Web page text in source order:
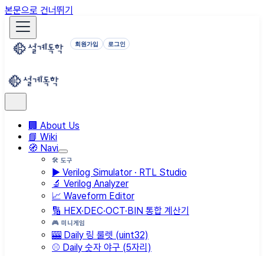
본문으로 건너뛰기
회원가입 로그인
🏢 About Us
📘 Wiki
🧭 Navi
🛠️ 도구
▶️ Verilog Simulator · RTL Studio
🔬 Verilog Analyzer
📈 Waveform Editor
🔢 HEX·DEC·OCT·BIN 통합 계산기
🎮 미니게임
🎰 Daily 링 룰렛 (uint32)
⚾ Daily 숫자 야구 (5자리)